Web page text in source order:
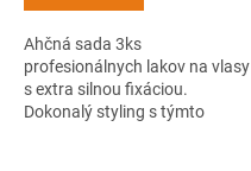
Ahčná sada 3ks
profesionálnych lakov na vlasy
s extra silnou fixáciou.
Dokonalý styling s týmto